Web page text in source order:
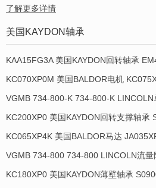
了解更多详情
美国KAYDON轴承
KAA15FG3A 美国KAYDON回转轴承
KC070XP0M 美国BALDOR电机
KC200XP0 美国KAYDON回转支撑轴承
KC065XP4K 美国BALDOR马达
KC180XP0 美国KAYDON薄壁轴承